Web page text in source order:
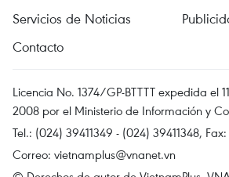
Servicios de Noticias
Contacto
Licencia No. 1374/GP-BTTTT expedida el
2008 por el Ministerio de Información y
Tel.: (024) 39411349 - (024) 39411348,
Correo: vietnamplus@vnanet.vn